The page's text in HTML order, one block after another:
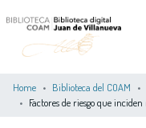
Home Biblioteca del COAM